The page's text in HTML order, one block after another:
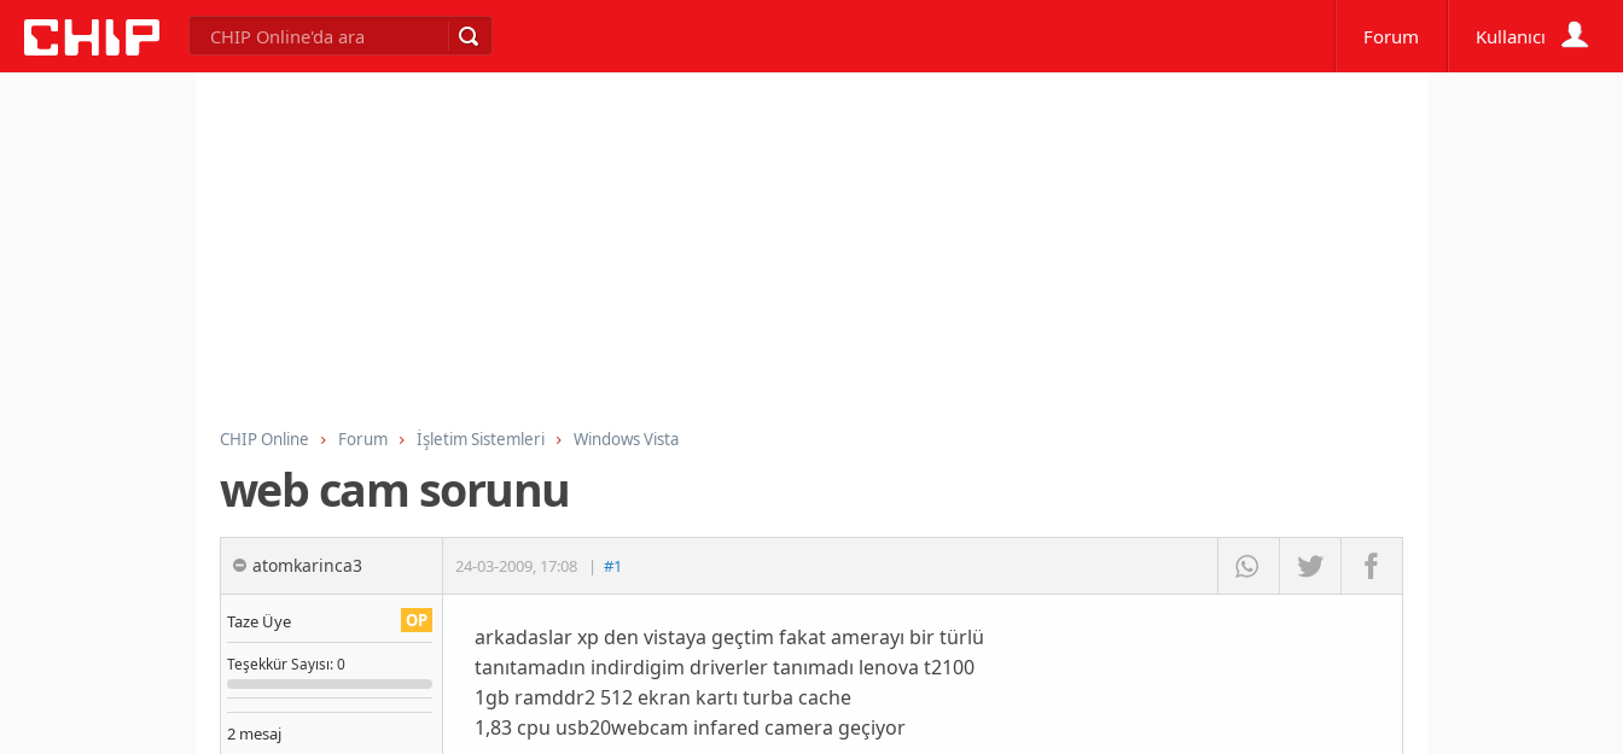
Forum Kullanıcı
CHIP Online Forum İşletim Sistemleri Windows Vista
web cam sorunu
atomkarinca3 24-03-2009, 17:08 | #1
OP
Taze Üye
TeşekkürSayısı: 0
2 mesaj
arkadaslar xp den vistaya geçtim fakat amerayı bir türlü
tanıtamadın indirdigim driverler tanımadı lenova t2100
1gb ramddr2 512 ekran kartı turba cache
1,83 cpu usb20webcam infared camera geçiyor